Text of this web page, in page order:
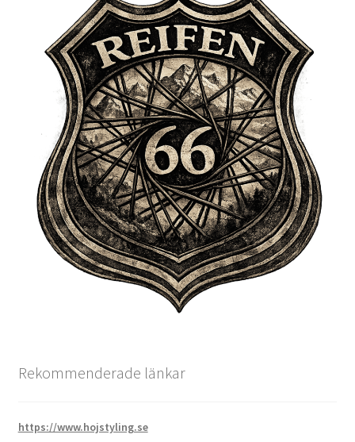
Rekommenderade länkar
https://www.hojstyling.se